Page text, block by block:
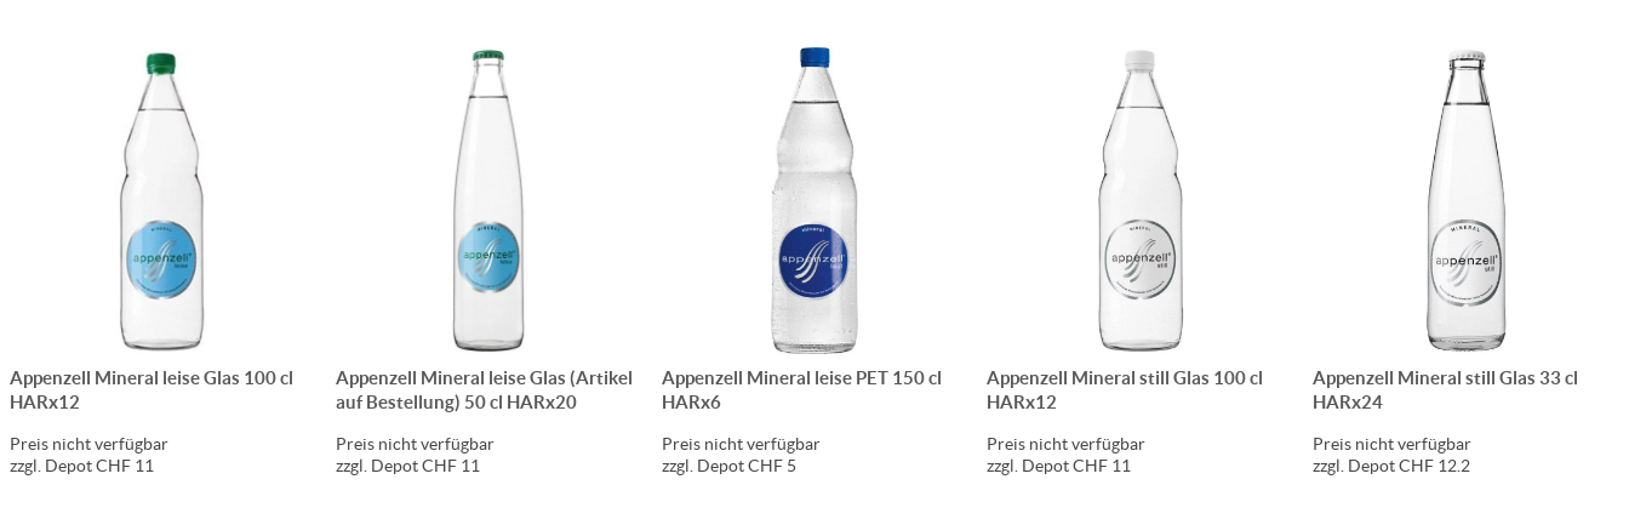
Appenzell Mineral leise Glas 100 cl
HARx12
Preis nicht verfügbar
zzgl. Depot CHF 11
Appenzell Mineral leise Glas (Artikel
auf Bestellung) 50 cl HARx20
Preis nicht verfügbar
zzgl. Depot CHF 11
Appenzell Mineral leise PET 150 cl
HARx6
Preis nicht verfügbar
zzgl. Depot CHF 5
Appenzell Mineral still Glas 100 cl
HARx12
Preis nicht verfügbar
zzgl. Depot CHF 11
Appenzell Mineral still Glas 33 cl
HARx24
Preis nicht verfügbar
zzgl. Depot CHF 12.2